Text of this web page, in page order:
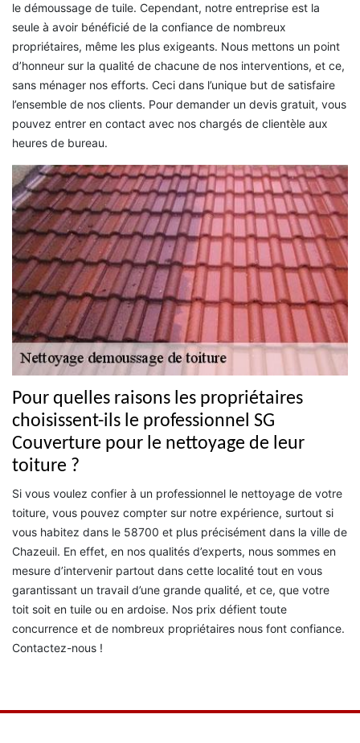
le démoussage de tuile. Cependant, notre entreprise est la
seule à avoir bénéficié de la confiance de nombreux
propriétaires, même les plus exigeants. Nous mettons un point
d’honneur sur la qualité de chacune de nos interventions, et ce,
sans ménager nos efforts. Ceci dans l’unique but de satisfaire
l’ensemble de nos clients. Pour demander un devis gratuit, vous
pouvez entrer en contact avec nos chargés de clientèle aux
heures de bureau.
Pour quelles raisons les propriétaires
choisissent-ils le professionnel SG
Couverture pour le nettoyage de leur
toiture ?
Si vous voulez confier à un professionnel le nettoyage de votre
toiture, vous pouvez compter sur notre expérience, surtout si
vous habitez dans le 58700 et plus précisément dans la ville de
Chazeuil. En effet, en nos qualités d’experts, nous sommes en
mesure d’intervenir partout dans cette localité tout en vous
garantissant un travail d’une grande qualité, et ce, que votre
toit soit en tuile ou en ardoise. Nos prix défient toute
concurrence et de nombreux propriétaires nous font confiance.
Contactez-nous !